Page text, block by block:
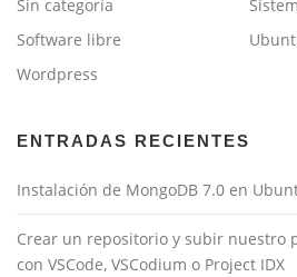
Sin categoría
Software libre
Wordpress
ENTRADAS RECIENTES
Instalación de MongoDB 7.0 en
Crear un repositorio y subir nuestro
con VSCode, VSCodium o Project IDX